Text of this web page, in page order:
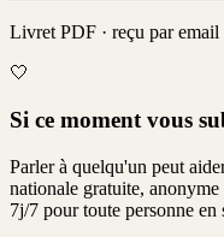
Livret PDF · reçu par email
🤍
Si ce moment vous
Parler à quelqu'un peut
nationale gratuite,
7j/7 pour toute personne en